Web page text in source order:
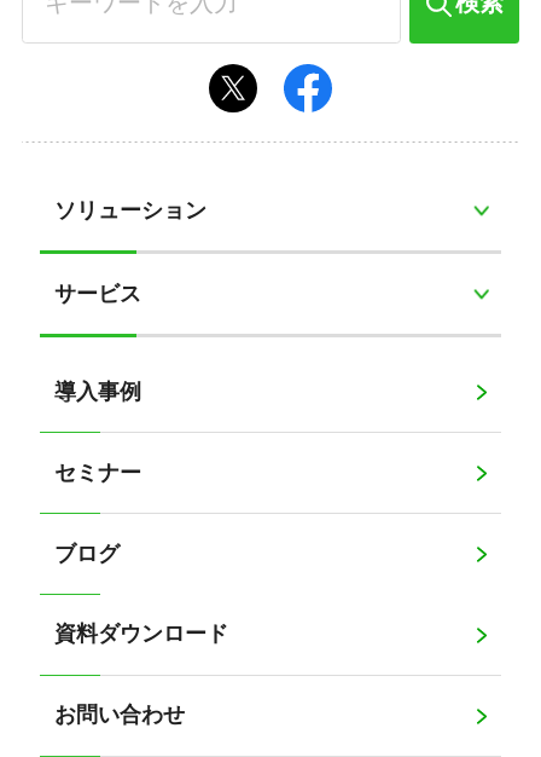
ソリューション
サービス
導入事例
セミナー
ブログ
資料ダウンロード
お問い合わせ